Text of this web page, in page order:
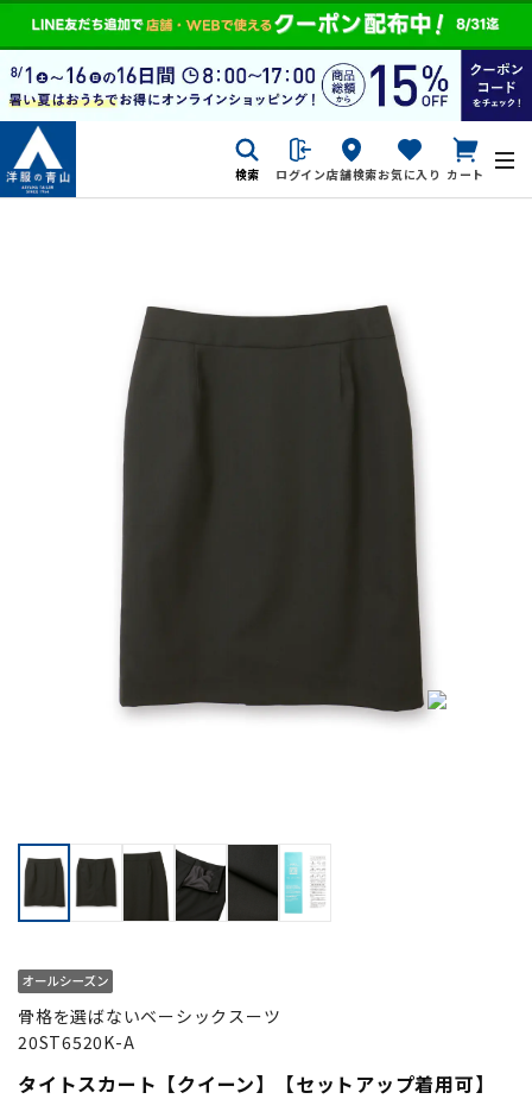
検索 ログイン店舗検索お気に入り カート
骨格を選ばないベーシックスーツ
20ST6520K-A
タイトスカート【クイーン】【セットアップ着用可】